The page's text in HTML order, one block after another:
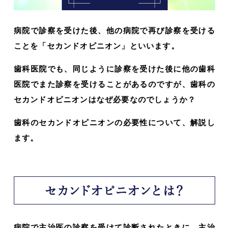
病院で診察を受けた後、他の病院で再び診察を受ける
ことを「セカンドオピニオン」といいます。
歯科医院でも、同じように診察を受けた後に他の歯科
医院でまた診察を受けることがあるのですが、歯科の
セカンドオピニオンはなぜ必要なのでしょうか？
歯科のセカンドオピニオンの必要性について、解説し
ます。
セカンドオピニオンとは？